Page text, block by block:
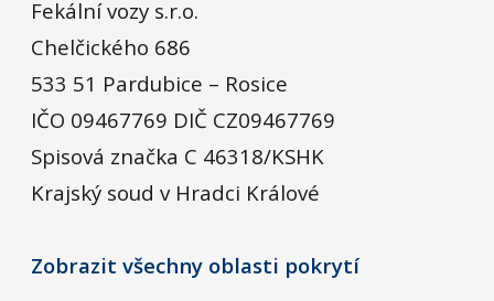
Fekální vozy s.r.o.
Chelčického 686
533 51 Pardubice – Rosice
IČO 09467769 DIČ CZ09467769
Spisová značka C 46318/KSHK
Krajský soud v Hradci Králové
Zobrazit všechny oblasti pokrytí